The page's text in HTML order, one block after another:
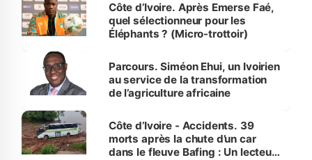
Côte d’Ivoire. Après Emerse Faé,
quel sélectionneur pour les
Éléphants ? (Micro-trottoir)
Parcours. Siméon Ehui, un Ivoirien
au service de la transformation
de l’agriculture africaine
Côte d’Ivoire - Accidents. 39
morts après la chute d’un car
dans le fleuve Bafing : Un lecteur